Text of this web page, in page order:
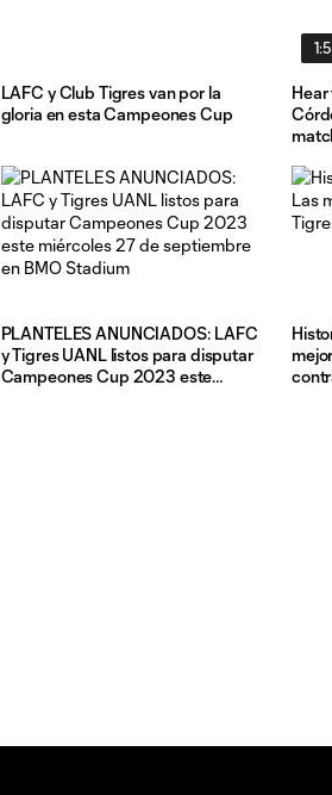
LAFC y Club Tigres van por la
gloria en esta Campeones Cup
PLANTELES ANUNCIADOS: LAFC
y Tigres UANL listos para disputar
Campeones Cup 2023 este